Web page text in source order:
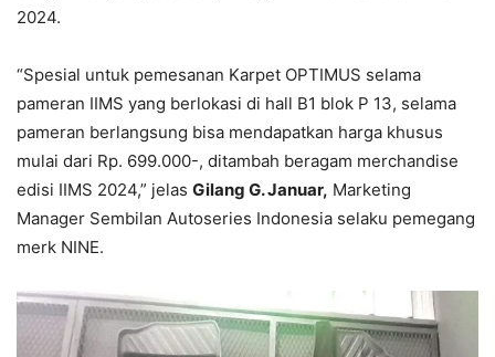
2024.
“Spesial untuk pemesanan Karpet OPTIMUS selama
pameran IIMS yang berlokasi di hall B1 blok P 13, selama
pameran berlangsung bisa mendapatkan harga khusus
mulai dari Rp. 699.000-, ditambah beragam merchandise
edisi IIMS 2024,” jelas Gilang G. Januar, Marketing
Manager Sembilan Autoseries Indonesia selaku pemegang
merk NINE.